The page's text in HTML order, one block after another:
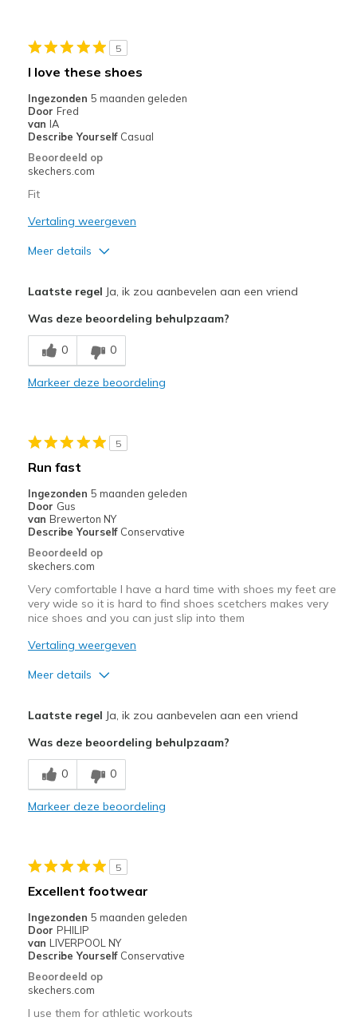
Width
Sizing
Feels full size too big
5
I love these shoes
Ingezonden 5 maanden geleden
Door Fred
van IA
Describe Yourself Casual
Beoordeeld op
skechers.com
Fit
Vertaling weergeven
Meer details
Comfortable
Durable
Travel
Width
Feels true to width
View On Shoes
Laatste regel Ja, ik zou aanbevelen aan een vriend
Was deze beoordeling behulpzaam?
0 0
Markeer deze beoordeling
5
Run fast
Ingezonden 5 maanden geleden
Door Gus
van Brewerton NY
Describe Yourself Conservative
Beoordeeld op
skechers.com
Very comfortable I have a hard time with shoes my feet are
very wide so it is hard to find shoes scetchers makes very
nice shoes and you can just slip into them
Vertaling weergeven
Meer details
Beste toepassingen
Casual Wear
Laatste regel Ja, ik zou aanbevelen aan een vriend
Was deze beoordeling behulpzaam?
0 0
Markeer deze beoordeling
5
Excellent footwear
Ingezonden 5 maanden geleden
Door PHILIP
van LIVERPOOL NY
Describe Yourself Conservative
Beoordeeld op
skechers.com
I use them for athletic workouts